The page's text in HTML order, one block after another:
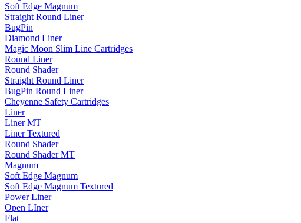
Soft Edge Magnum
Straight Round Liner
BugPin
Diamond Liner
Magic Moon Slim Line Cartridges
Round Liner
Round Shader
Straight Round Liner
BugPin Round Liner
Cheyenne Safety Cartridges
Liner
Liner MT
Liner Textured
Round Shader
Round Shader MT
Magnum
Soft Edge Magnum
Soft Edge Magnum Textured
Power Liner
Open LIner
Flat